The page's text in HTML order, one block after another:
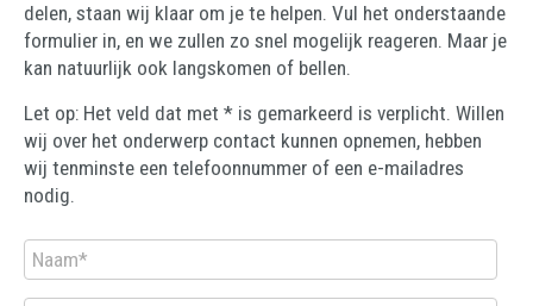
delen, staan wij klaar om je te helpen. Vul het onderstaande
formulier in, en we zullen zo snel mogelijk reageren. Maar je
kan natuurlijk ook langskomen of bellen.
Let op: Het veld dat met * is gemarkeerd is verplicht. Willen
wij over het onderwerp contact kunnen opnemen, hebben
wij tenminste een telefoonnummer of een e-mailadres
nodig.